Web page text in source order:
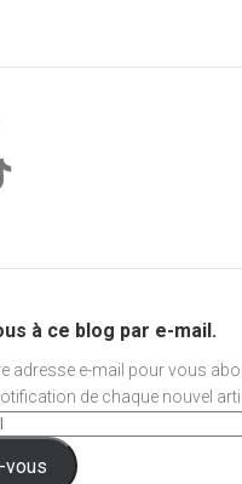
à ce blog par e-mail.
adresse e-mail pour vous
de chaque nouvel
vous